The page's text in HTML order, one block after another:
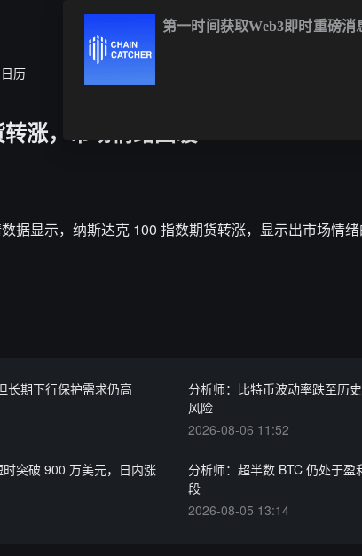
日历
涨，市场情绪回暖
据显示，纳斯达克 100 指数期货转涨，显示出市场情绪
长期下行保护需求仍高
分析师：比特币波动率跌至历
风险
2026-08-06 11:52
突破 900 万美元，日内涨
分析师：超半数 BTC 仍处于
段
2026-08-05 13:14
第一时间获取Web3即时重磅消